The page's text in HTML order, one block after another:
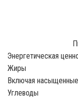
Пищевая
Энергетическая
Жиры
Включая
Углеводы